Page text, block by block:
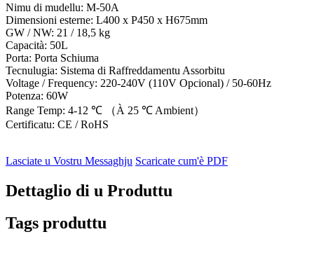
Nimu di mudellu: M-50A
Dimensioni esterne: L400 x P450 x H675mm
GW / NW: 21 / 18,5 kg
Capacità: 50L
Porta: Porta Schiuma
Tecnulugia: Sistema di Raffreddamentu Assorbitu
Voltage / Frequency: 220-240V (110V Opcional) / 50-60Hz
Potenza: 60W
Range Temp: 4-12 ℃ （À 25 ℃ Ambient）
Certificatu: CE / RoHS
Lasciate u Vostru Messaghju Scaricate cum'è PDF
Dettaglio di u Produttu
Tags produttu